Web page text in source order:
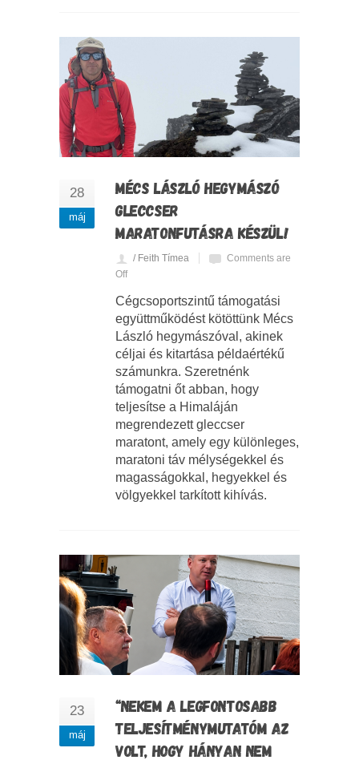
28
máj
MÉCS LÁSZLÓ HEGYMÁSZÓ
GLECCSER
MARATONFUTÁSRA KÉSZÜL!
/ Feith Tímea
Comments are
Off
Cégcsoportszintű támogatási
együttműködést kötöttünk Mécs
László hegymászóval, akinek
céljai és kitartása példaértékű
számunkra. Szeretnénk
támogatni őt abban, hogy
teljesítse a Himaláján
megrendezett gleccser
maratont, amely egy különleges,
maratoni táv mélységekkel és
magasságokkal, hegyekkel és
völgyekkel tarkított kihívás.
23
máj
“NEKEM A LEGFONTOSABB
TELJESÍTMÉNYMUTATÓM AZ
VOLT, HOGY HÁNYAN NEM